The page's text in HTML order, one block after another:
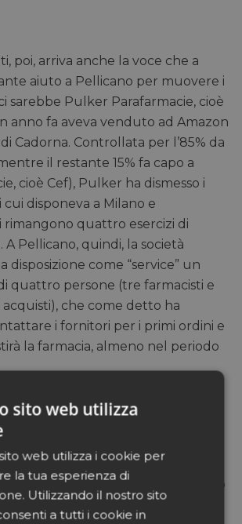
poi, arriva anche la voce che a
aiuto a Pellicano per muovere i
sarebbe Pulker Parafarmacie, cioè
anno fa aveva venduto ad Amazon
Cadorna. Controllata per l’85% da
il restante 15% fa capo a
cioè Cef), Pulker ha dismesso i
disponeva a Milano e
quattro esercizi di
A Pellicano, quindi, la società
disposizione come “service” un
quattro persone (tre farmacisti e
che come detto ha
i fornitori per i primi ordini e
la farmacia, almeno nel periodo
arrivano altre notizie di cui è
conto. Il 4 dicembre, infatti, il
con successo il primo test di
drone nei cieli italiani. Il volo si è
in Abruzzo, con il nuovo modello
avanzato capace di trasportare
sito web utilizza
web utilizza i cookie per
la tua esperienza di
Utilizzando il nostro sito
a tutti i cookie in